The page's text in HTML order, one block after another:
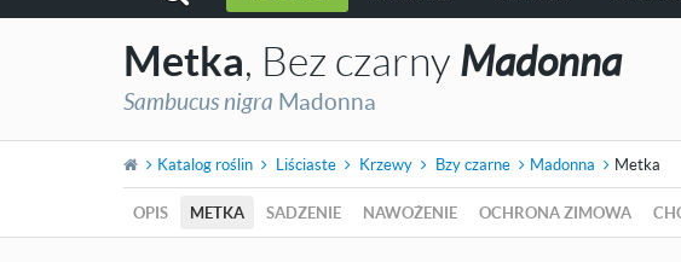
Metka, Bez czarny Madonna
Sambucus nigra Madonna
Katalog roślin Liściaste Krzewy Bzy czarne Madonna Metka
OPIS METKA SADZENIE NAWOŻENIE OCHRONA ZIMOWA